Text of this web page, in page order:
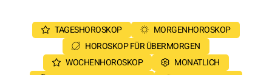
TAGESHOROSKOP
MORGENHOROSKOP
HOROSKOP FÜR ÜBERMORGEN
WOCHENHOROSKOP
MONATLICH